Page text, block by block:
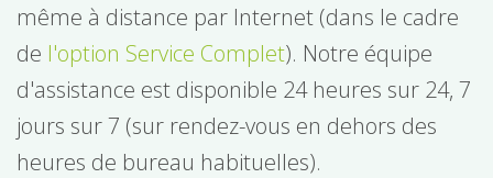
même à distance par Internet (dans le cadre
de l'option Service Complet). Notre équipe
d'assistance est disponible 24 heures sur 24, 7
jours sur 7 (sur rendez-vous en dehors des
heures de bureau habituelles).